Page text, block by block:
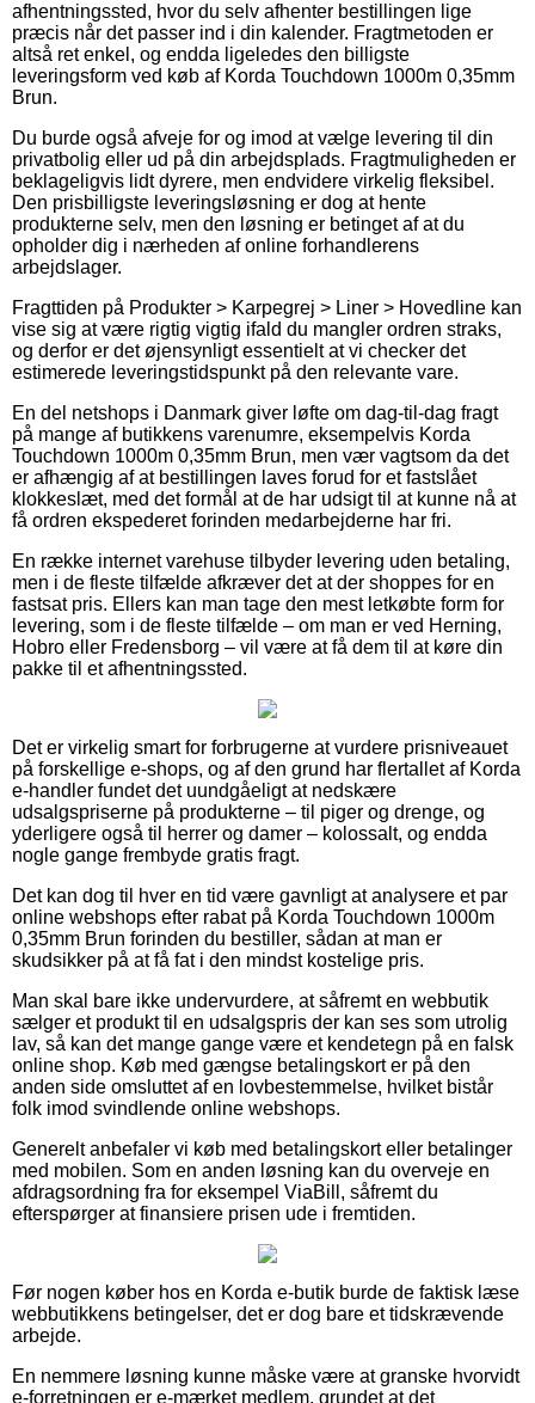
afhentningssted, hvor du selv afhenter bestillingen lige
præcis når det passer ind i din kalender. Fragtmetoden er
altså ret enkel, og endda ligeledes den billigste
leveringsform ved køb af Korda Touchdown 1000m 0,35mm
Brun.
Du burde også afveje for og imod at vælge levering til din
privatbolig eller ud på din arbejdsplads. Fragtmuligheden er
beklageligvis lidt dyrere, men endvidere virkelig fleksibel.
Den prisbilligste leveringsløsning er dog at hente
produkterne selv, men den løsning er betinget af at du
opholder dig i nærheden af online forhandlerens
arbejdslager.
Fragttiden på Produkter > Karpegrej > Liner > Hovedline kan
vise sig at være rigtig vigtig ifald du mangler ordren straks,
og derfor er det øjensynligt essentielt at vi checker det
estimerede leveringstidspunkt på den relevante vare.
En del netshops i Danmark giver løfte om dag-til-dag fragt
på mange af butikkens varenumre, eksempelvis Korda
Touchdown 1000m 0,35mm Brun, men vær vagtsom da det
er afhængig af at bestillingen laves forud for et fastslået
klokkeslæt, med det formål at de har udsigt til at kunne nå at
få ordren ekspederet forinden medarbejderne har fri.
En række internet varehuse tilbyder levering uden betaling,
men i de fleste tilfælde afkræver det at der shoppes for en
fastsat pris. Ellers kan man tage den mest letkøbte form for
levering, som i de fleste tilfælde – om man er ved Herning,
Hobro eller Fredensborg – vil være at få dem til at køre din
pakke til et afhentningssted.
Det er virkelig smart for forbrugerne at vurdere prisniveauet
på forskellige e-shops, og af den grund har flertallet af Korda
e-handler fundet det uundgåeligt at nedskære
udsalgspriserne på produkterne – til piger og drenge, og
yderligere også til herrer og damer – kolossalt, og endda
nogle gange frembyde gratis fragt.
Det kan dog til hver en tid være gavnligt at analysere et par
online webshops efter rabat på Korda Touchdown 1000m
0,35mm Brun forinden du bestiller, sådan at man er
skudsikker på at få fat i den mindst kostelige pris.
Man skal bare ikke undervurdere, at såfremt en webbutik
sælger et produkt til en udsalgspris der kan ses som utrolig
lav, så kan det mange gange være et kendetegn på en falsk
online shop. Køb med gængse betalingskort er på den
anden side omsluttet af en lovbestemmelse, hvilket bistår
folk imod svindlende online webshops.
Generelt anbefaler vi køb med betalingskort eller betalinger
med mobilen. Som en anden løsning kan du overveje en
afdragsordning fra for eksempel ViaBill, såfremt du
efterspørger at finansiere prisen ude i fremtiden.
Før nogen køber hos en Korda e-butik burde de faktisk læse
webbutikkens betingelser, det er dog bare et tidskrævende
arbejde.
En nemmere løsning kunne måske være at granske hvorvidt
e-forretningen er e-mærket medlem, grundet at det